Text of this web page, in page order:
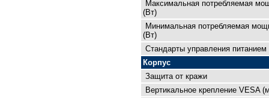
Максимальная потребляемая
(Вт)
Минимальная потребляемая
(Вт)
Cтандарты управления питанием
Корпус
Защита от кражи
Вертикальное крепление VESA